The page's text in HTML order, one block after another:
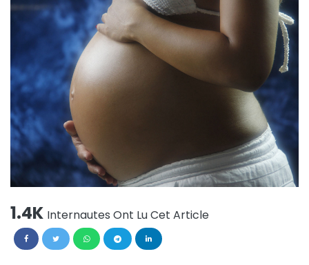
1.4K Internautes Ont Lu Cet Article